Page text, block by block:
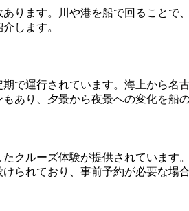
ります。川や港を船で回ること
します。
で運行されています。海上から
あり、夕景から夜景への変化を船
クルーズ体験が提供されていま
られており、事前予約が必要な場合